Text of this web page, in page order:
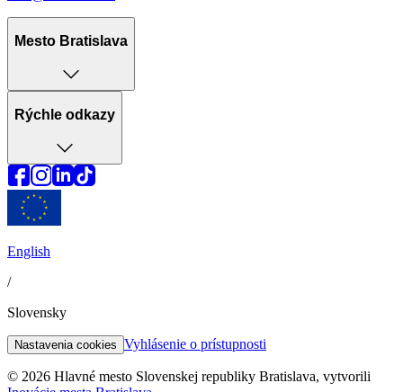
Mesto Bratislava
Rýchle odkazy
English
/
Slovensky
Nastavenia cookies Vyhlásenie o prístupnosti
© 2026 Hlavné mesto Slovenskej republiky Bratislava, vytvorili